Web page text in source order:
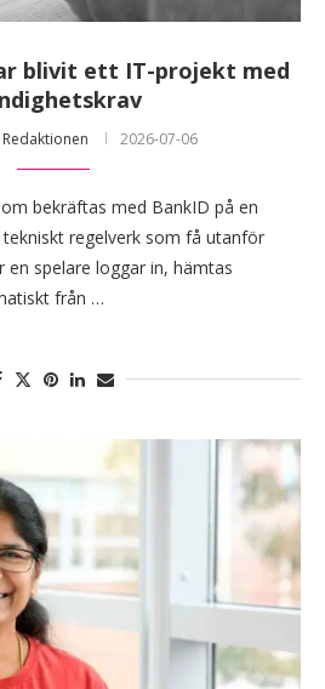
blivit ett IT-projekt med
Redaktionen 2026-07-06
bekräftas med BankID på en
regelverk som få utanför
en spelare loggar in, hämtas
från …